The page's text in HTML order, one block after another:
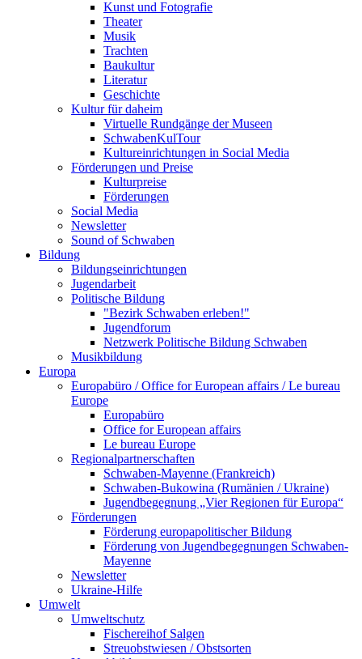
Kunst und Fotografie
Theater
Musik
Trachten
Baukultur
Literatur
Geschichte
Kultur für daheim
Virtuelle Rundgänge der Museen
SchwabenKulTour
Kultureinrichtungen in Social Media
Förderungen und Preise
Kulturpreise
Förderungen
Social Media
Newsletter
Sound of Schwaben
Bildung
Bildungseinrichtungen
Jugendarbeit
Politische Bildung
"Bezirk Schwaben erleben!"
Jugendforum
Netzwerk Politische Bildung Schwaben
Musikbildung
Europa
Europabüro / Office for European affairs / Le bureau
Europe
Europabüro
Office for European affairs
Le bureau Europe
Regionalpartnerschaften
Schwaben-Mayenne (Frankreich)
Schwaben-Bukowina (Rumänien / Ukraine)
Jugendbegegnung „Vier Regionen für Europa“
Förderungen
Förderung europapolitischer Bildung
Förderung von Jugendbegegnungen Schwaben-
Mayenne
Newsletter
Ukraine-Hilfe
Umwelt
Umweltschutz
Fischereihof Salgen
Streuobstwiesen / Obstsorten